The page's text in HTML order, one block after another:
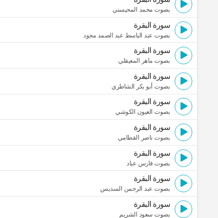
بصوت محمد المحيسني
سورة البقرة
بصوت عبد الباسط عبد الصمد مجود
سورة البقرة
بصوت ماهر المعيقلي
سورة البقرة
بصوت أبو بكر الشاطري
سورة البقرة
بصوت العيون الكوشي
سورة البقرة
بصوت ناصر القطامي
سورة البقرة
بصوت فارس عباد
سورة البقرة
بصوت عبد الرحمن السديس
سورة البقرة
بصوت سعود الشريم